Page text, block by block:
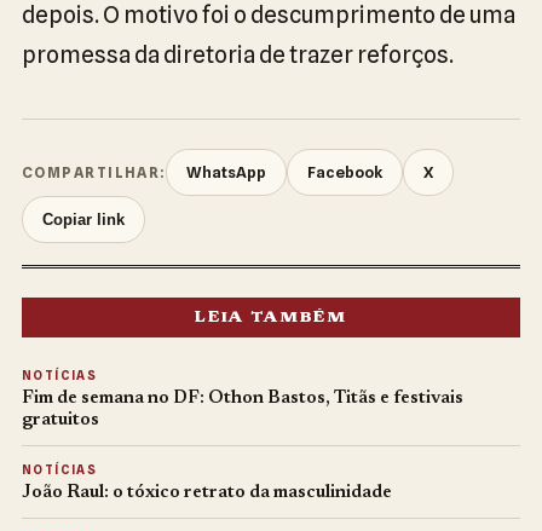
depois. O motivo foi o descumprimento de uma
promessa da diretoria de trazer reforços.
COMPARTILHAR: WhatsApp Facebook X
Copiar link
LEIA TAMBÉM
NOTÍCIAS
Fim de semana no DF: Othon Bastos, Titãs e festivais
gratuitos
NOTÍCIAS
João Raul: o tóxico retrato da masculinidade